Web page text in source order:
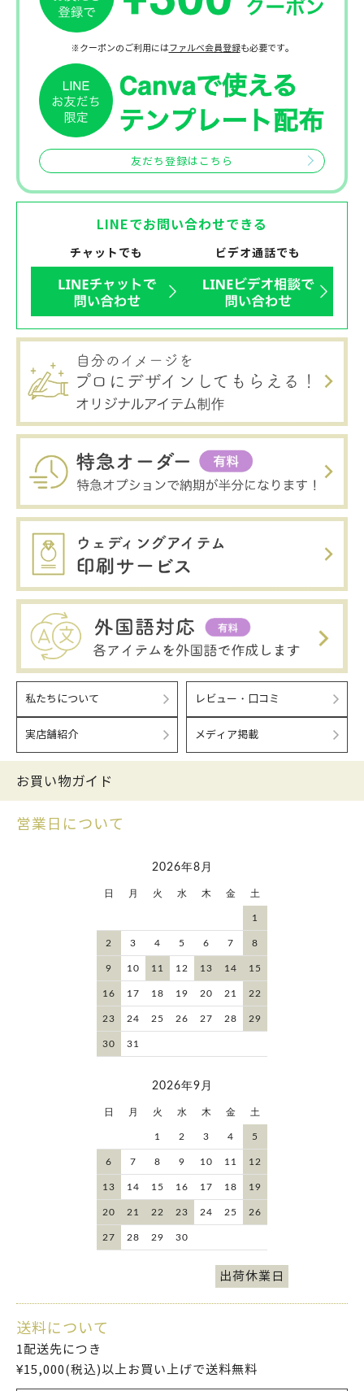
※クーポンのご利用にはファルベ会員登録も必要です。
友だち登録はこちら
LINEでお問い合わせできる
チャットでも ビデオ通話でも
私たちについて レビュー・口コミ
実店舗紹介 メディア掲載
お買い物ガイド
営業日について
2026年8月
日 月 火 水 木 金 土
1
2 3 4 5 6 7 8
9 10 11 12 13 14 15
16 17 18 19 20 21 22
23 24 25 26 27 28 29
30 31
2026年9月
日 月 火 水 木 金 土
1 2 3 4 5
6 7 8 9 10 11 12
13 14 15 16 17 18 19
20 21 22 23 24 25 26
27 28 29 30
出荷休業日
送料について
1配送先につき
¥15,000(税込)以上お買い上げで送料無料